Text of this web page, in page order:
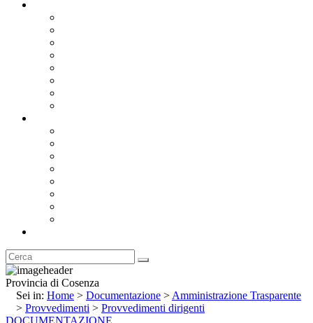
Provincia di Cosenza
Sei in: Home > Documentazione > Amministrazione Trasparente
> Provvedimenti > Provvedimenti dirigenti
DOCUMENTAZIONE